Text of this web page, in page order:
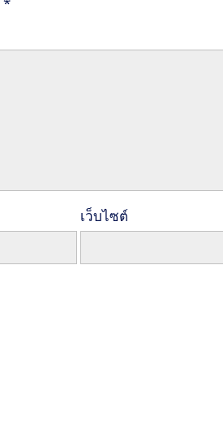
เว็บไซต์